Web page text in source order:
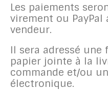
Les paiements
virement ou PayPal
vendeur.
Il sera adressé
papier jointe à la
commande et/ou
électronique.